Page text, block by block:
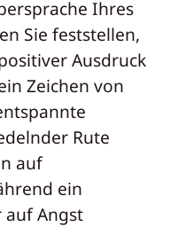
Ihres
Sie feststellen,
Ausdruck
Zeichen von
Rute
auf
ein
auf Angst